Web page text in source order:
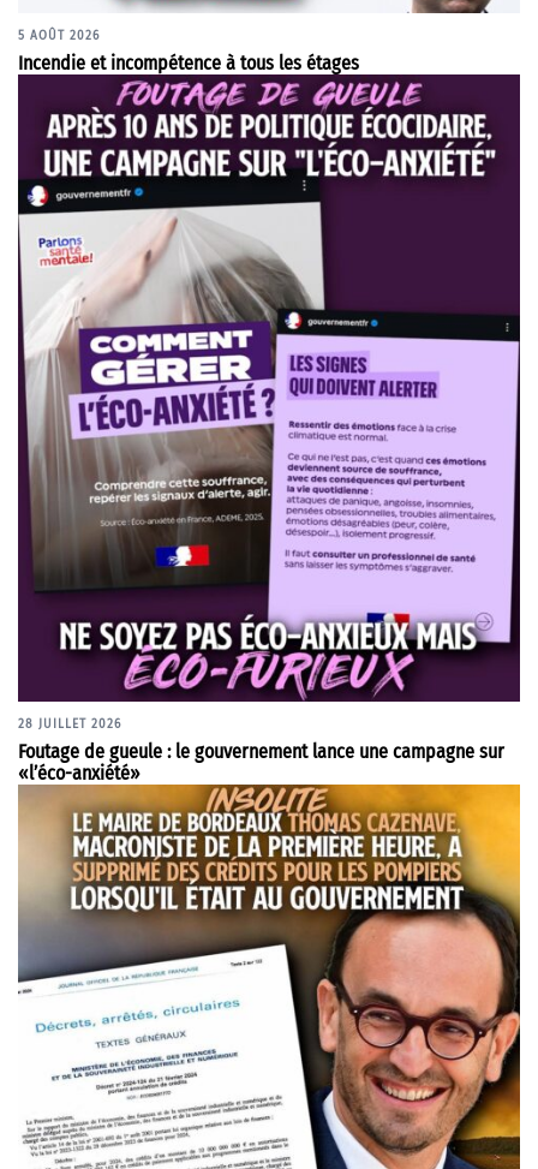
5 AOÛT 2026
Incendie et incompétence à tous les étages
28 JUILLET 2026
Foutage de gueule : le gouvernement lance une campagne sur
«l’éco-anxiété»